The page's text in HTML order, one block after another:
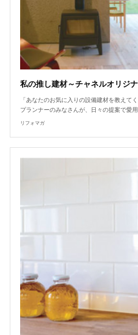
「あなたのお気に入りの設備建材を教えて
プランナーのみなさんが、日々の提案で愛
リフォマガ